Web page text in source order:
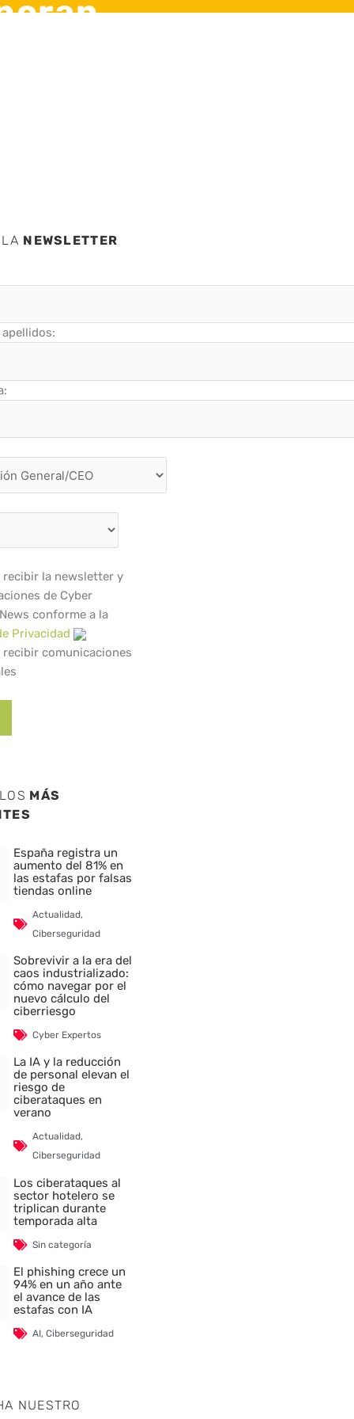
NEWSLETTER
recibir la newsletter y
de Cyber
conforme a la
Privacidad
recibir comunicaciones
MÁS
España registra un
aumento del 81% en
las estafas por falsas
tiendas online
Actualidad,
Ciberseguridad
Sobrevivir a la era del
caos industrializado:
cómo navegar por el
nuevo cálculo del
ciberriesgo
Cyber Expertos
La IA y la reducción
de personal elevan el
riesgo de
ciberataques en
verano
Actualidad,
Ciberseguridad
Los ciberataques al
sector hotelero se
triplican durante
temporada alta
Sin categoría
El phishing crece un
94% en un año ante
el avance de las
estafas con IA
AI,Ciberseguridad
NUESTRO